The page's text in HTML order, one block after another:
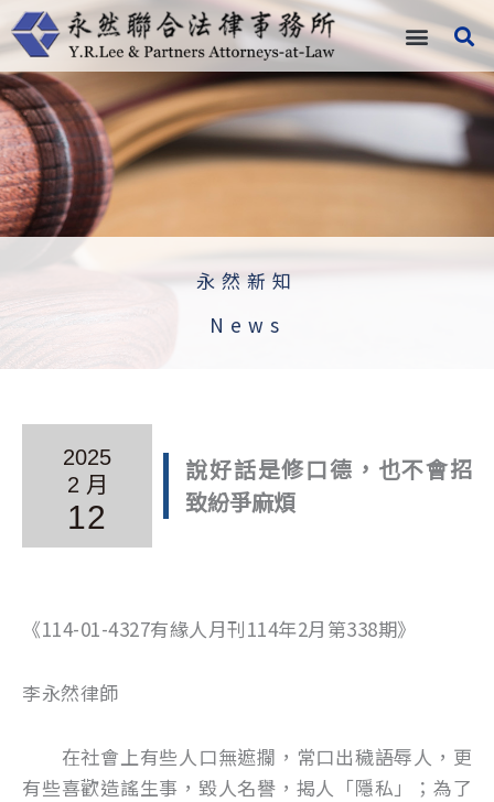
跳
至
主
要
內
容
永然新知
News
2025
2 月
12
說好話是修口德，也不會招
致紛爭麻煩
《114-01-4327有緣人月刊114年2月第338期》
李永然律師
在社會上有些人口無遮攔，常口出穢語辱人，更
有些喜歡造謠生事，毀人名譽，揭人「隱私」；為了